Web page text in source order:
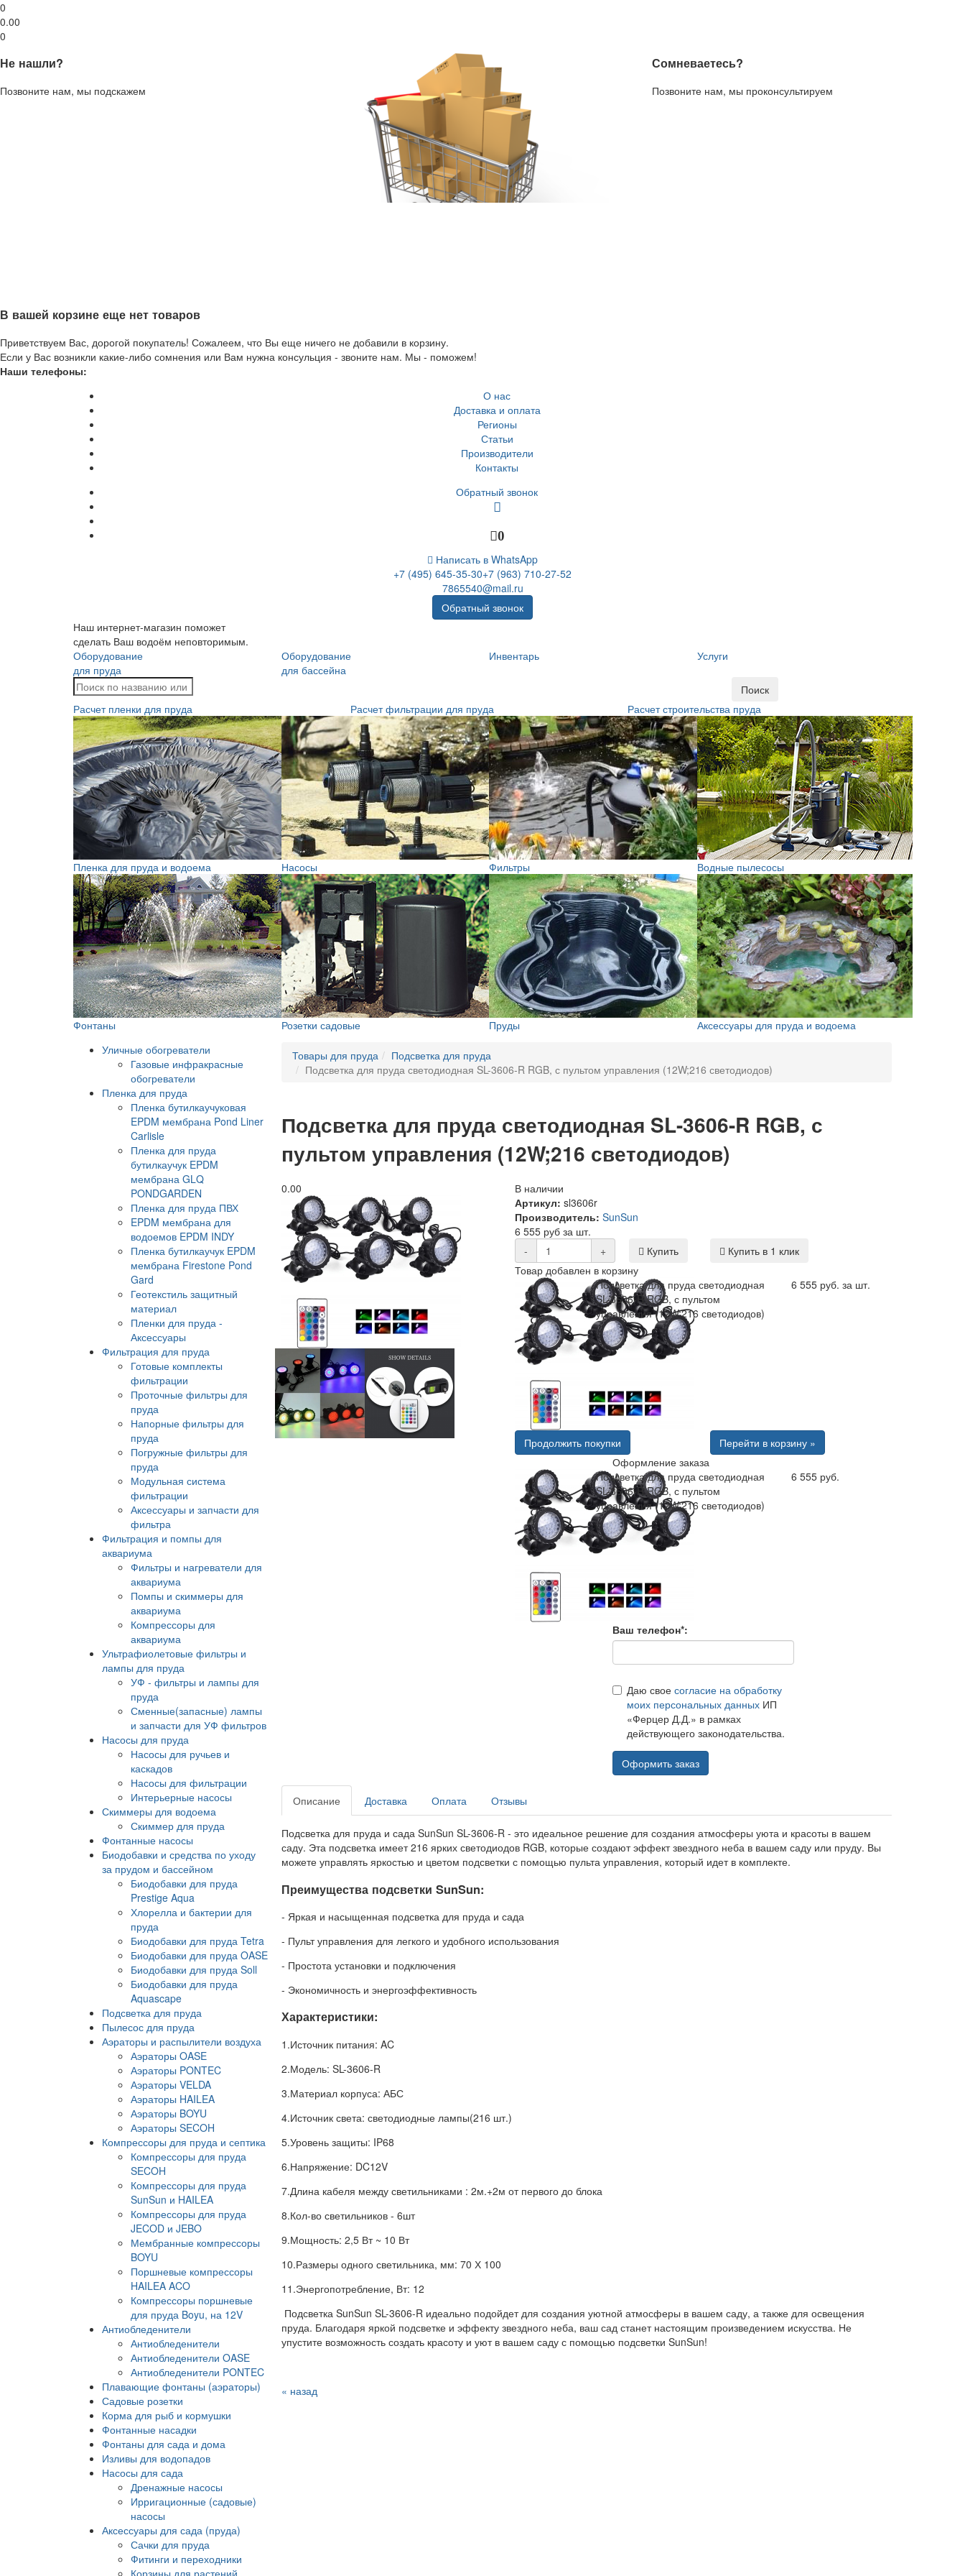
0
0.00
0
Не нашли?
Позвоните нам, мы подскажем
Сомневаетесь?
Позвоните нам, мы проконсультируем
В вашей корзине еще нет товаров
Приветствуем Вас, дорогой покупатель! Сожалеем, что Вы еще ничего не добавили в корзину.
Если у Вас возникли какие-либо сомнения или Вам нужна консульция - звоните нам. Мы - поможем!
Наши телефоны:
О нас
Доставка и оплата
Регионы
Статьи
Производители
Контакты
Обратный звонок
0
Написать в WhatsApp
+7 (495) 645-35-30+7 (963) 710-27-52
7865540@mail.ru
Обратный звонок
Наш интернет-магазин поможет
сделать Ваш водоём неповторимым.
Оборудование
для пруда
Оборудование
для бассейна
Инвентарь Услуги
Поиск
Расчет пленки для пруда
Расчет фильтрации для пруда Расчет строительства пруда
Пленка для пруда и водоема Насосы Фильтры Водные пылесосы
Фонтаны Розетки садовые Пруды
Аксессуары для пруда и водоема
Уличные обогреватели
Газовые инфракрасные
обогреватели
Пленка для пруда
Пленка бутилкаучуковая
EPDM мембрана Pond Liner
Carlisle
Пленка для пруда
бутилкаучук EPDM
мембрана GLQ
PONDGARDEN
Пленка для пруда ПВХ
EPDM мембрана для
водоемов EPDM INDY
Пленка бутилкаучук EPDM
мембрана Firestone Pond
Gard
Геотекстиль защитный
материал
Пленки для пруда -
Аксессуары
Фильтрация для пруда
Готовые комплекты
фильтрации
Проточные фильтры для
пруда
Напорные фильтры для
пруда
Погружные фильтры для
пруда
Модульная система
фильтрации
Аксессуары и запчасти для
фильтра
Фильтрация и помпы для
аквариума
Фильтры и нагреватели для
аквариума
Помпы и скиммеры для
аквариума
Компрессоры для
аквариума
Ультрафиолетовые фильтры и
лампы для пруда
УФ - фильтры и лампы для
пруда
Сменные(запасные) лампы
и запчасти для УФ фильтров
Насосы для пруда
Насосы для ручьев и
каскадов
Насосы для фильтрации
Интерьерные насосы
Скиммеры для водоема
Скиммер для пруда
Фонтанные насосы
Биодобавки и средства по уходу
за прудом и бассейном
Биодобавки для пруда
Prestige Aqua
Хлорелла и бактерии для
пруда
Биодобавки для пруда Tetra
Биодобавки для пруда OASE
Биодобавки для пруда Soll
Биодобавки для пруда
Aquascape
Подсветка для пруда
Пылесос для пруда
Аэраторы и распылители воздуха
Аэраторы OASE
Аэраторы PONTEC
Аэраторы VELDA
Аэраторы HAILEA
Аэраторы BOYU
Аэраторы SECOH
Компрессоры для пруда и септика
Компрессоры для пруда
SECOH
Компрессоры для пруда
SunSun и HAILEA
Компрессоры для пруда
JECOD и JEBO
Мембранные компрессоры
BOYU
Поршневые компрессоры
HAILEA ACO
Компрессоры поршневые
для пруда Boyu, на 12V
Антиобледенители
Антиобледенители
Антиобледенители OASE
Антиобледенители PONTEC
Плавающие фонтаны (аэраторы)
Садовые розетки
Корма для рыб и кормушки
Фонтанные насадки
Фонтаны для сада и дома
Изливы для водопадов
Насосы для сада
Дренажные насосы
Ирригационные (садовые)
насосы
Аксессуары для сада (пруда)
Сачки для пруда
Фитинги и переходники
Корзины для растений
Товары для пруда
Подсветка для пруда
Подсветка для пруда светодиодная SL-3606-R RGB, с пультом управления (12W;216 светодиодов)
Подсветка для пруда светодиодная SL-3606-R RGB, с
пультом управления (12W;216 светодиодов)
0.00
В наличии
Артикул: sl3606r
Производитель: SunSun
6 555 руб за шт.
-
+ Купить
Купить в 1 клик
Товар добавлен в корзину
Подсветка для пруда светодиодная
SL-3606-R RGB, с пультом
управления (12W;216 светодиодов)
6 555 руб. за шт.
Продолжить покупки
Перейти в корзину »
Оформление заказа
Подсветка для пруда светодиодная
SL-3606-R RGB, с пультом
управления (12W;216 светодиодов)
6 555 руб.
Ваш телефон*:
Даю свое согласие на обработку
моих персональных данныхИП
«Ферцер Д.Д.» в рамках
действующего законодательства.
Оформить заказ
Описание Доставка Оплата Отзывы
Подсветка для пруда и сада SunSun SL-3606-R - это идеальное решение для создания атмосферы уюта и красоты в вашем
саду. Эта подсветка имеет 216 ярких светодиодов RGB, которые создают эффект звездного неба в вашем саду или пруду. Вы
можете управлять яркостью и цветом подсветки с помощью пульта управления, который идет в комплекте.
Преимущества подсветки SunSun:
- Яркая и насыщенная подсветка для пруда и сада
- Пульт управления для легкого и удобного использования
- Простота установки и подключения
- Экономичность и энергоэффективность
Характеристики:
1.Источник питания: AC
2.Модель: SL-3606-R
3.Материал корпуса: АБС
4.Источник света: светодиодные лампы(216 шт.)
5.Уровень защиты: IP68
6.Напряжение: DC12V
7.Длина кабеля между светильниками : 2м.+2м от первого до блока
8.Кол-во светильников - 6шт
9.Мощность: 2,5 Вт ~ 10 Вт
10.Размеры одного светильника, мм: 70 Х 100
11.Энергопотребление, Вт: 12
Подсветка SunSun SL-3606-R идеально подойдет для создания уютной атмосферы в вашем саду, а также для освещения
пруда. Благодаря яркой подсветке и эффекту звездного неба, ваш сад станет настоящим произведением искусства. Не
упустите возможность создать красоту и уют в вашем саду с помощью подсветки SunSun!
« назад